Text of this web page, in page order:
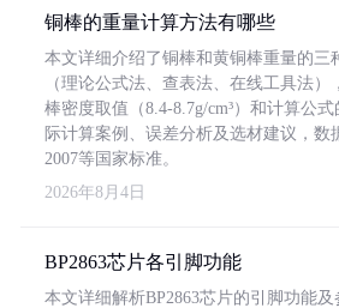
铜棒的重量计算方法有哪些
本文详细介绍了铜棒和黄铜棒重量的三
（理论公式法、查表法、在线工具法）
棒密度取值（8.4-8.7g/cm³）和计算公
际计算案例、误差分析及选材建议，数
2007等国家标准。
2026年8月4日
BP2863芯片各引脚功能
本文详细解析BP2863芯片的引脚功能